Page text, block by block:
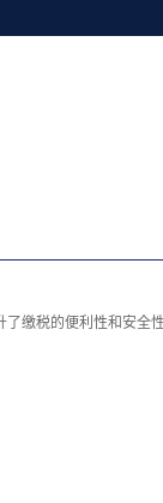
缴税的便利性和安全